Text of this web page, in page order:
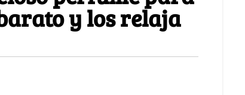
y los relaja